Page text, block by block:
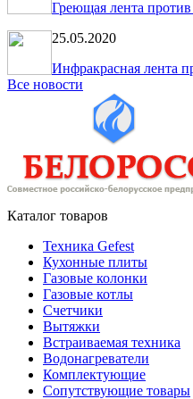
Греющая лента против
25.05.2020
Инфракрасная лента
Все новости
Каталог товаров
Техника Gefest
Кухонные плиты
Газовые колонки
Газовые котлы
Счетчики
Вытяжки
Встраиваемая техника
Водонагреватели
Комплектующие
Сопутствующие товары